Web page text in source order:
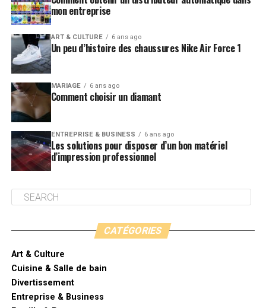
mon entreprise
ART & CULTURE 6 ans ago
Un peu d’histoire des chaussures Nike Air Force 1
MARIAGE 6 ans ago
Comment choisir un diamant
ENTREPRISE & BUSINESS 6 ans ago
Les solutions pour disposer d’un bon matériel
d’impression professionnel
CATÉGORIES
Art & Culture
Cuisine & Salle de bain
Divertissement
Entreprise & Business